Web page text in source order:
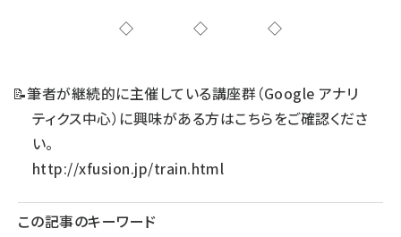
◇◇◇
📝筆者が継続的に主催している講座群（Google アナリ
ティクス中心）に興味がある方はこちらをご確認くださ
い。
http://xfusion.jp/train.html
この記事のキーワード